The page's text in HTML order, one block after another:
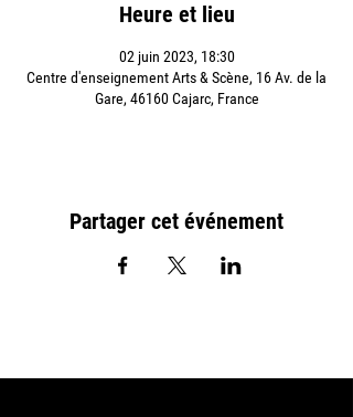
Heure et lieu
02 juin 2023, 18:30
Centre d'enseignement Arts & Scène, 16 Av. de la
Gare, 46160 Cajarc, France
Partager cet événement